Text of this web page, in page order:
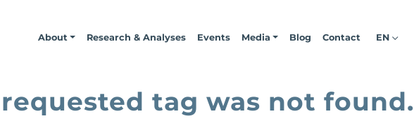
About Research & Analyses Events Media Blog Contact EN
tag was not found.